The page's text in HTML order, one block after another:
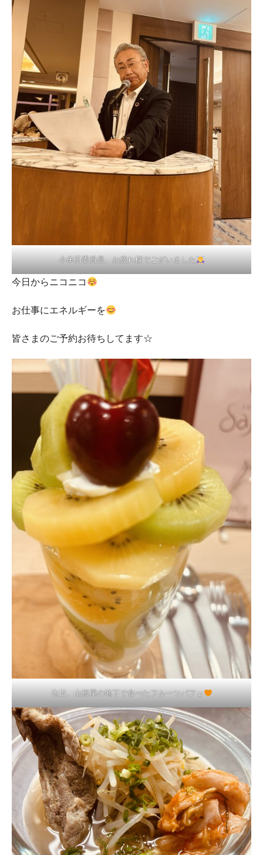
小牟田委員長、お疲れ様でございました
今日からニコニコ
お仕事にエネルギーを
皆さまのご予約お待ちしてます☆
先日、山形屋の地下で食べたフルーツパフェ